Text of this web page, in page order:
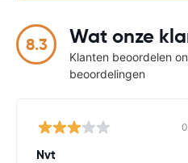
8.3 Wat onze
Klanten beoordelen
beoordelingen
Nvt